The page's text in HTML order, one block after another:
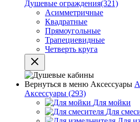
Душевые ограждения(321)
Асимметричные
Квадратные
Прямоугольные
Трапециевидные
Четверть круга
Вернуться в меню Аксессуары
Аксессуары (293)
Для мойки
Для